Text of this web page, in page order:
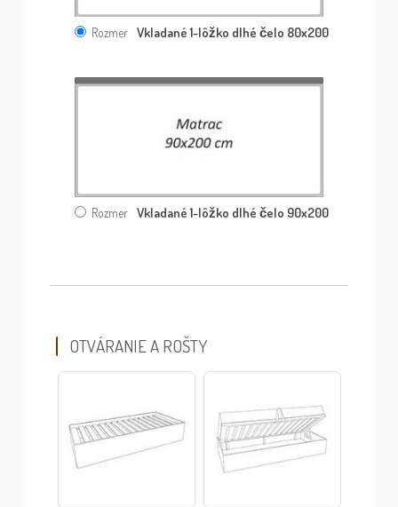
Rozmer Vkladané 1-lôžko dlhé čelo 80x200
Rozmer Vkladané 1-lôžko dlhé čelo 90x200
OTVÁRANIE A ROŠTY